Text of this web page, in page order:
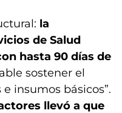
la
de Salud
hasta 90 días de
sostener el
insumos básicos”.
llevó a que